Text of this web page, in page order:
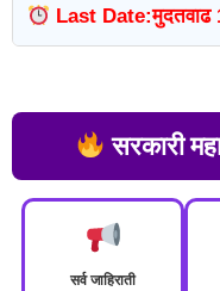
Last Date:मुदतवाढ
सरकारी
सर्व जाहिराती